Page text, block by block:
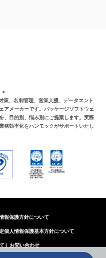
>
策、名刺管理、営業支援、データエント
アメーカーです。パッケージソフトウェ
、目的別、悩み別にご提案します。実際
務効率化をハンモックがサポートいたし
報保護方針について
個人情報保護基本方針について
お問い合わせ